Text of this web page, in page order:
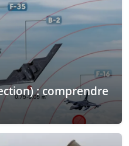
: comprendre